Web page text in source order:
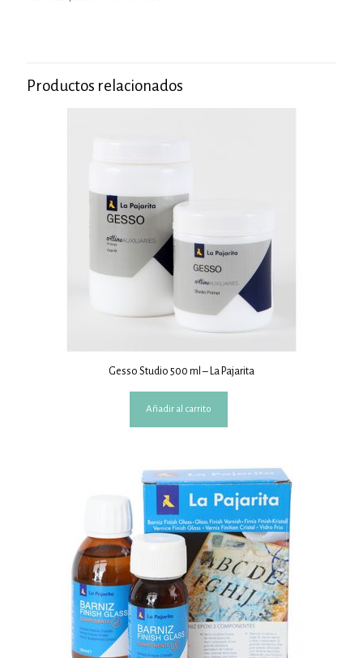
Productos relacionados
Gesso Studio 500 ml – La Pajarita
Añadir al carrito